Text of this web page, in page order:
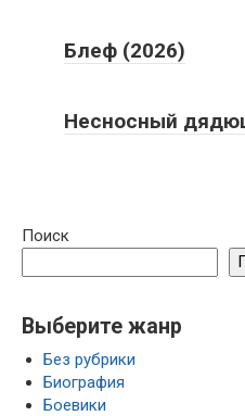
Блеф (2026)
Несносный
Поиск
Выберите жанр
Без рубрики
Биография
Боевики